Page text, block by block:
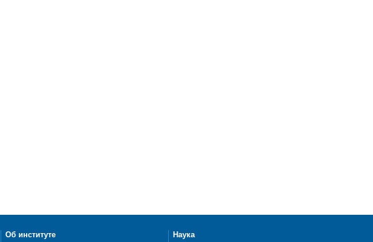
Об институте Наука